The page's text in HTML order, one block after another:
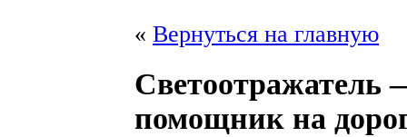
« Вернуться на главную
помощник на